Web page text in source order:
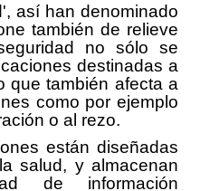
así han denominado
también de relieve
no sólo se
destinadas a
que también afecta a
como por ejemplo
o al rezo.
están diseñadas
salud, y almacenan
de información